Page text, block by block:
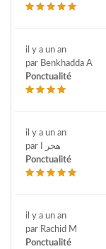
il y a un an
par Benkhadda A
Ponctualité
il y a un an
par هجر ا
Ponctualité
il y a un an
par Rachid M
Ponctualité